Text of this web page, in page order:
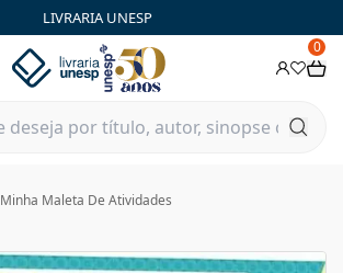
LIVRARIA UNESP
0
Minha Maleta De Atividades